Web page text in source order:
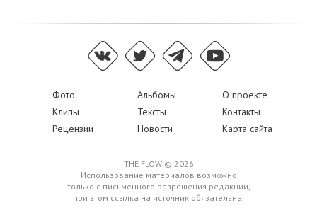
Фото Альбомы
О проекте
Клипы
Тексты
Контакты
Рецензии
Новости Карта сайта
THE FLOW © 2026
Использование материалов возможно
только с письменного разрешения редакции,
при этом ссылка на источник обязательна.